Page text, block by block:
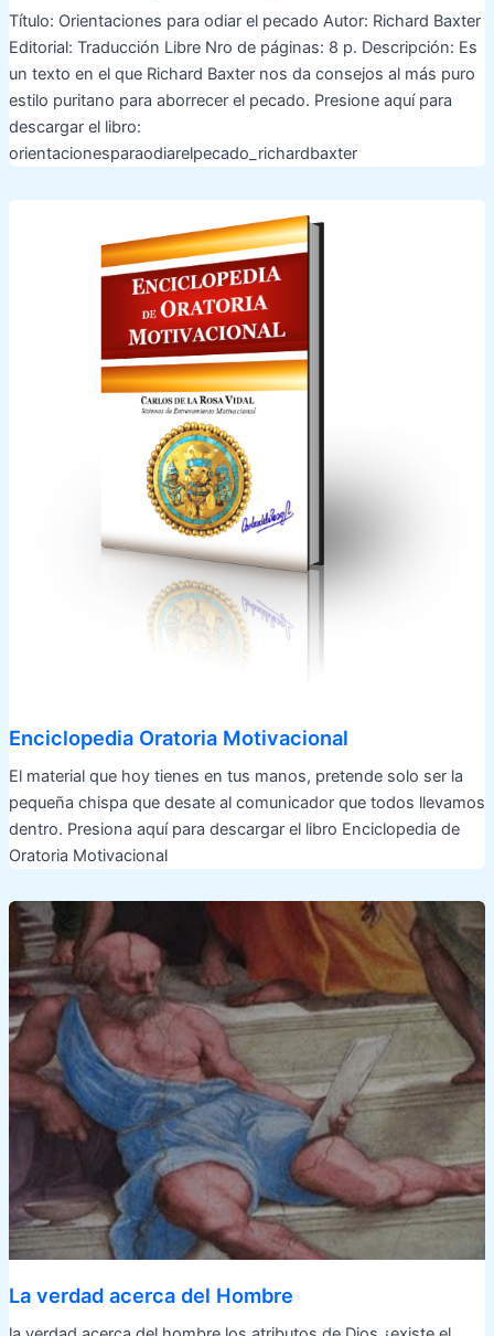
Título: Orientaciones para odiar el pecado Autor: Richard Baxter
Editorial: Traducción Libre Nro de páginas: 8 p. Descripción: Es
un texto en el que Richard Baxter nos da consejos al más puro
estilo puritano para aborrecer el pecado. Presione aquí para
descargar el libro:
orientacionesparaodiarelpecado_richardbaxter
Enciclopedia Oratoria Motivacional
El material que hoy tienes en tus manos, pretende solo ser la
pequeña chispa que desate al comunicador que todos llevamos
dentro. Presiona aquí para descargar el libro Enciclopedia de
Oratoria Motivacional
La verdad acerca del Hombre